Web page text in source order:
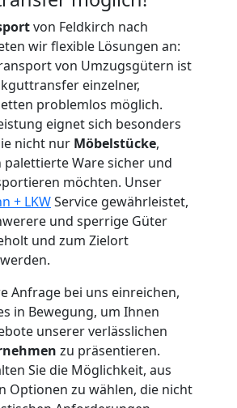
von Feldkirch nach
wir flexible Lösungen an:
von Umzugsgütern ist
einzelner,
problemlos möglich.
eignet sich besonders
nicht nur Möbelstücke,
palettierte Ware sicher und
möchten. Unser
+ LKWService gewährleistet,
und sperrige Güter
und zum Zielort
Anfrage bei uns einreichen,
in Bewegung, um Ihnen
unserer verlässlichen
zu präsentieren.
Sie die Möglichkeit, aus
Optionen zu wählen, die nicht